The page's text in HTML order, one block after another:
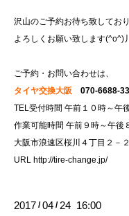
沢山のご予約お待ち致しており
よろしくお願い致します(^o^)丿
ご予約・お問い合わせは、
タイヤ交換大阪 070-6688-
TEL受付時間 午前１０時～午
作業可能時間 午前９時～午後
大阪市浪速区桜川４丁目２
URL http://tire-change.jp/
2017 /04 / 24 16:00